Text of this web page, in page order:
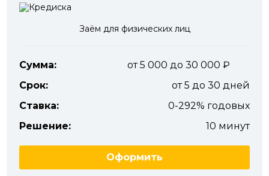
Заём для физических лиц
Сумма:
от 5 000 до 30 000
Срок:
от 5 до 30 дней
Ставка:
0-292% годовых
Решение:
10 минут
Оформить